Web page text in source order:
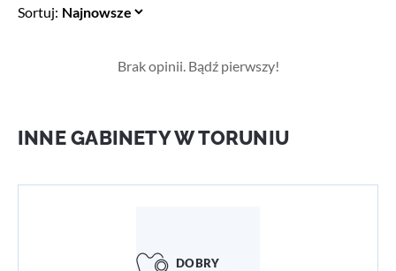
Sortuj:
Brak opinii. Bądź pierwszy!
INNE GABINETY W TORUNIU